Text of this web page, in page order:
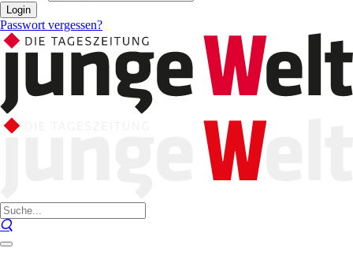
Login
Passwort vergessen?